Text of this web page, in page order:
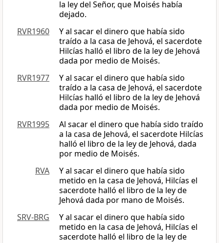
la ley del Señor, que Moisés había
dejado.
RVR1960
Y al sacar el dinero que había sido
traído a la casa de Jehová, el sacerdote
Hilcías halló el libro de la ley de Jehová
dada por medio de Moisés.
RVR1977
Y al sacar el dinero que había sido
traído a la casa de Jehová, el sacerdote
Hilcías halló el libro de la ley de Jehová
dada por medio de Moisés.
RVR1995
Al sacar el dinero que había sido traído
a la casa de Jehová, el sacerdote Hilcías
halló el libro de la ley de Jehová, dada
por medio de Moisés.
RVA
Y al sacar el dinero que había sido
metido en la casa de Jehová, Hilcías el
sacerdote halló el libro de la ley de
Jehová dada por mano de Moisés.
SRV-BRG
Y al sacar el dinero que había sido
metido en la casa de Jehová, Hilcías el
sacerdote halló el libro de la ley de